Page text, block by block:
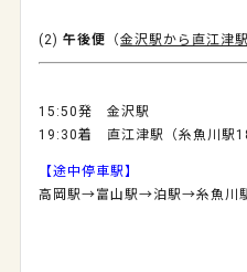
(2)午後便 （金沢駅から直江津駅
15:50発 金沢駅
19:30着 直江津駅（糸魚川駅
【途中停車駅】
高岡駅→富山駅→泊駅→糸魚川